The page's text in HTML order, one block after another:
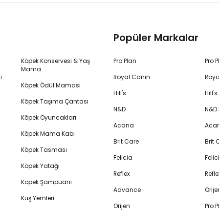
Köpek Konservesi & Yaş
Mama
Köpek Ödül Maması
Köpek Taşıma Çantası
Köpek Oyuncakları
Köpek Mama Kabı
Köpek Tasması
Köpek Yatağı
Köpek Şampuanı
Kuş Yemleri
Popüler Markalar
Pro Plan
Royal Canin
Hill's
N&D
Acana
Brit Care
Felicia
Reflex
Advance
Orijen
Pro
Brit
Pro